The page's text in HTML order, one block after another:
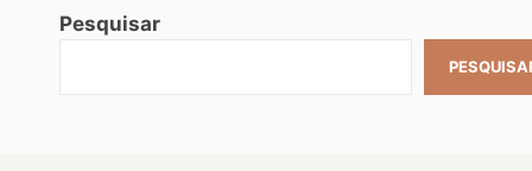
Pesquisar